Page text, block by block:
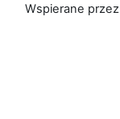
Wspierane przez